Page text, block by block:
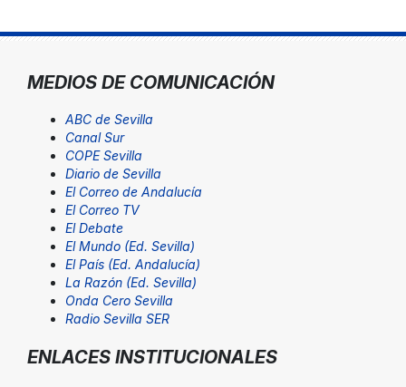
MEDIOS DE COMUNICACIÓN
ABC de Sevilla
Canal Sur
COPE Sevilla
Diario de Sevilla
El Correo de Andalucía
El Correo TV
El Debate
El Mundo (Ed. Sevilla)
El País (Ed. Andalucía)
La Razón (Ed. Sevilla)
Onda Cero Sevilla
Radio Sevilla SER
ENLACES INSTITUCIONALES